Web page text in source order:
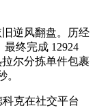
逆风翻盘。历经
终完成 12924
尔分拣单件包裹
。
克在社交平台